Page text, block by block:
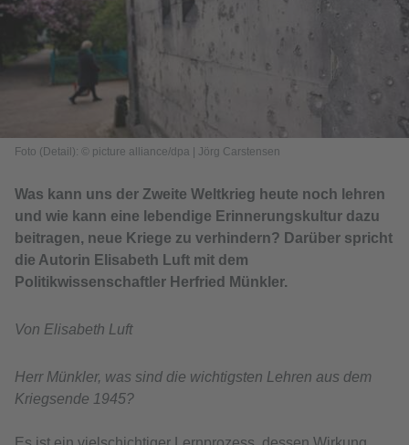
Foto (Detail): © picture alliance/dpa | Jörg Carstensen
Was kann uns der Zweite Weltkrieg heute noch lehren
und wie kann eine lebendige Erinnerungskultur dazu
beitragen, neue Kriege zu verhindern? Darüber spricht
die Autorin Elisabeth Luft mit dem
Politikwissenschaftler Herfried Münkler.
Von Elisabeth Luft
Herr Münkler, was sind die wichtigsten Lehren aus dem
Kriegsende 1945?